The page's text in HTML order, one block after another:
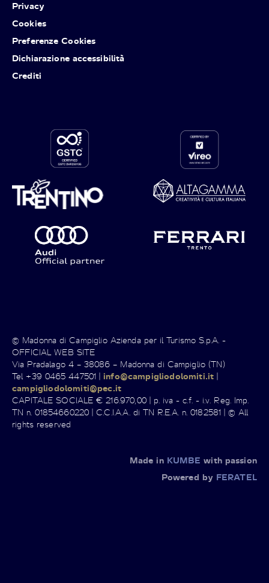
Privacy
Cookies
Preferenze Cookies
Dichiarazione accessibilità
Crediti
© Madonna di Campiglio Azienda per il Turismo S.p.A. -
OFFICIAL WEB SITE
Via Pradalago 4 – 38086 – Madonna di Campiglio (TN)
Tel +39 0465 447501 |info@campigliodolomiti.it |
campigliodolomiti@pec.it
CAPITALE SOCIALE € 216.970,00 | p. iva - c.f. - i.v. Reg. Imp.
TN n. 01854660220 | C.C.I.A.A. di TN R.E.A. n. 0182581 | © All
rights reserved
Made in KUMBE with passion
Powered by FERATEL